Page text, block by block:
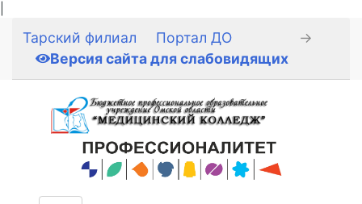
Тарский филиал Портал ДО
→
Версия сайта для слабовидящих